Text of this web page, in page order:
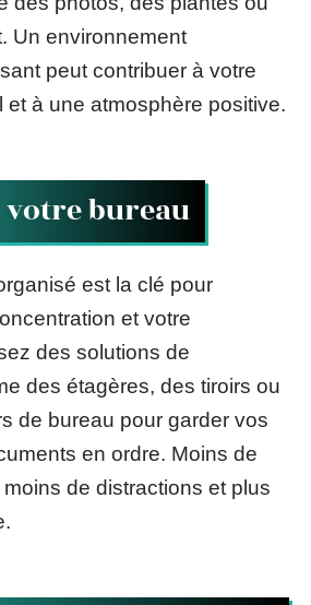
Un environnement
peut contribuer à votre
et à une atmosphère positive.
votre bureau
est la clé pour
et votre
des solutions de
des étagères, des tiroirs ou
de bureau pour garder vos
en ordre. Moins de
de distractions et plus